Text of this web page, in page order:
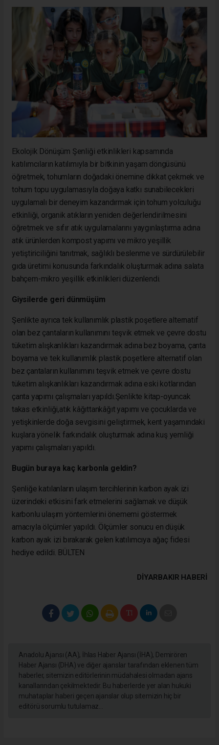
Ekolojik Dönüşüm Şenliği etkinlikleri kapsamında
katılımcıların katılımıyla bir bitkinin yaşam döngüsünü
öğretmek, tohumların doğadaki önemine dikkat çekmek ve
tohum topu uygulamasıyla doğaya katkı sunabilecekleri
uygulamalı bir deneyim kazandırmak için tohum yolculuğu
etkinliği, organik atıkların yeniden değerlendirilmesini
öğretmek ve sıfır atık uygulamalarını yaygınlaştırma adına
atık ürünlerden kompost yapımı ve mikro yeşillik
yetiştiriciliğini tanıtmak, sağlıklı beslenme ve sürdürülebilir
gıda üretimi konusunda farkındalık oluşturmak adına salata
bahçem-mikro yeşillik etkinlikleri düzenlendi.
Giysilerde geri dünmüşüm
Şenlikte ayrıca tek kullanımlık plastik poşetlere alternatif
olan bez çantaların kullanımını teşvik etmek ve çevre dostu
tüketim alışkanlıkları kazandırmak adına bez boyama, çanta
boyama ve tek kullanımlık plastik poşetlere alternatif olan
bez çantaların kullanımını teşvik etmek ve çevre dostu
tüketim alışkanlıkları kazandırmak adına eski kotlarından
çanta yapımı çalışmaları yapıldı.Şenlikte kitap-oyuncak
takas etkinliği,atık kâğıttankâğıt yapımı ve çocuklarda ve
yetişkinlerde doğa sevgisini geliştirmek, kent yaşamındaki
kuşlara yönelik farkındalık oluşturmak adına kuş yemliği
yapımı çalışmaları yapıldı.
Bugün buraya kaç karbonla geldin?
Şenliğe katılanların ulaşım tercihlerinin karbon ayak izi
üzerindeki etkisini fark etmelerini sağlamak ve düşük
karbonlu ulaşım yöntemlerini önememi göstermek
amacıyla ölçümler yapıldı. Ölçümler sonucu en düşük
karbon ayak izi bırakarak gelen katılımcıya ağaç fidesi
hediye edildi. BÜLTEN
DIYARBAKIR HABERİ
Anadolu Ajansı (AA), İhlas Haber Ajansı (İHA), Demirören
Haber Ajansı (DHA) ve diğer ajanslar tarafından eklenen tüm
haberler, sitemizin editörlerinin müdahalesi olmadan ajans
kanallarından çekilmektedir. Bu haberlerde yer alan hukuki
muhataplar haberi geçen ajanslar olup sitemizin hiç bir
editörü sorumlu tutulamaz...